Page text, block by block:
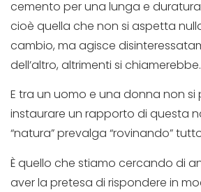
cemento per una lunga e
cioè quella che non si aspetta
cambio, ma agisce
dell’altro, altrimenti si
E tra un uomo e una donna non si
instaurare un rapporto di questa
“natura” prevalga “rovinando”
È quello che stiamo cercando di
aver la pretesa di rispondere in